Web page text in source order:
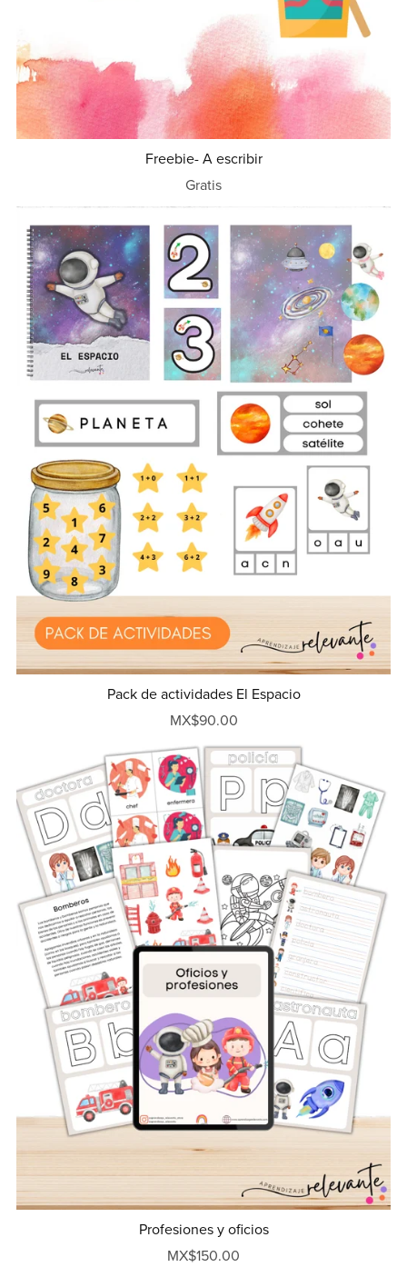
Freebie- A escribir
Gratis
Pack de actividades El Espacio
MX$90.00
Profesiones y oficios
MX$150.00